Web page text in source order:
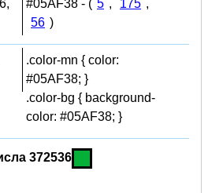
#05AF38 - ( 5 , 175 ,
56 )
.color-mn { color:
#05AF38; }
.color-bg { background-
color: #05AF38; }
372536